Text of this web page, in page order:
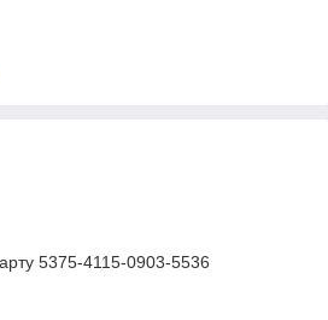
5375-4115-0903-5536